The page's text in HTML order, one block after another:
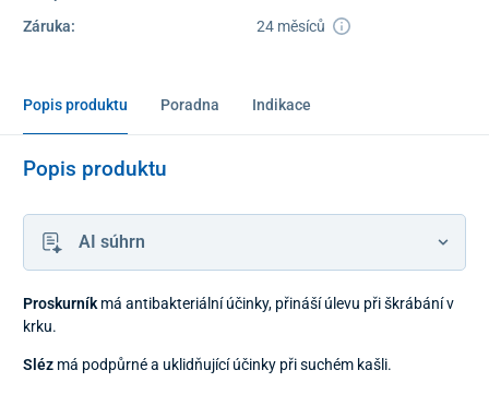
Záruka:
24 měsíců
Popis produktu Poradna Indikace
Popis produktu
AI súhrn
Proskurník má antibakteriální účinky, přináší úlevu při škrábání v
krku.
Sléz má podpůrné a uklidňující účinky při suchém kašli.